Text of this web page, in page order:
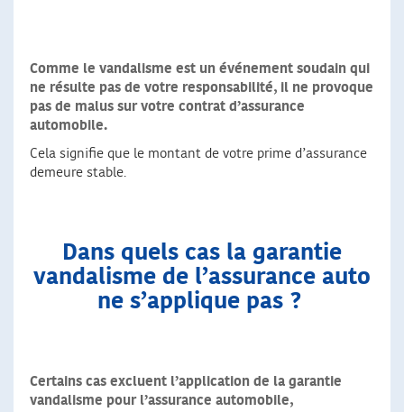
Comme le vandalisme est un événement soudain qui
ne résulte pas de votre responsabilité, il ne provoque
pas de malus sur votre contrat d’assurance
automobile.
Cela signifie que le montant de votre prime d’assurance
demeure stable.
Dans quels cas la garantie
vandalisme de l’assurance auto
ne s’applique pas ?
Certains cas excluent l’application de la garantie
vandalisme pour l’assurance automobile,